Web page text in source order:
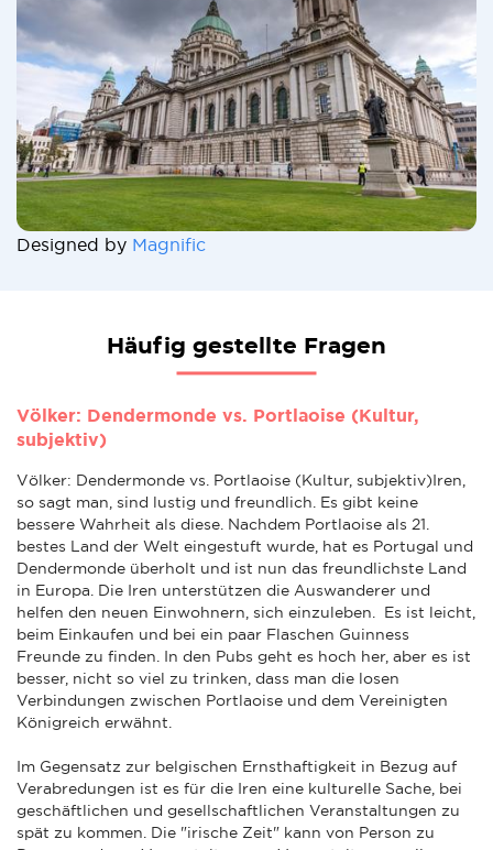
Designed by Magnific
Häufig gestellte Fragen
Völker: Dendermonde vs. Portlaoise (Kultur,
subjektiv)
Völker: Dendermonde vs. Portlaoise (Kultur, subjektiv)Iren,
so sagt man, sind lustig und freundlich. Es gibt keine
bessere Wahrheit als diese. Nachdem Portlaoise als 21.
bestes Land der Welt eingestuft wurde, hat es Portugal und
Dendermonde überholt und ist nun das freundlichste Land
in Europa. Die Iren unterstützen die Auswanderer und
helfen den neuen Einwohnern, sich einzuleben. Es ist leicht,
beim Einkaufen und bei ein paar Flaschen Guinness
Freunde zu finden. In den Pubs geht es hoch her, aber es ist
besser, nicht so viel zu trinken, dass man die losen
Verbindungen zwischen Portlaoise und dem Vereinigten
Königreich erwähnt.
Im Gegensatz zur belgischen Ernsthaftigkeit in Bezug auf
Verabredungen ist es für die Iren eine kulturelle Sache, bei
geschäftlichen und gesellschaftlichen Veranstaltungen zu
spät zu kommen. Die "irische Zeit" kann von Person zu